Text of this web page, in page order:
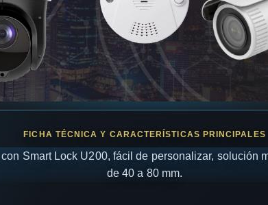
Smart Lock U200, fácil de personalizar, solución
de 40 a 80 mm.